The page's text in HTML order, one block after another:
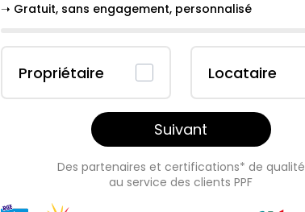
➝ Gratuit, sans engagement, personnalisé
Propriétaire Locataire
Suivant
Des partenaires et certifications* de qualité
au service des clients PPF